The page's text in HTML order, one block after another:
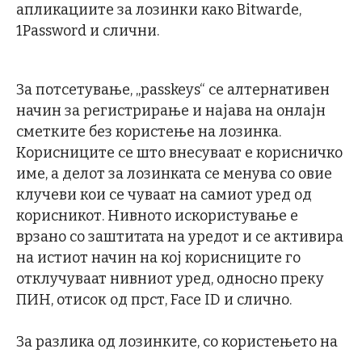
апликациите за лозинки како Bitwarde,
1Password и слични.
За потсетување, „passkeys“ се алтернативен
начин за регистрирање и најава на онлајн
сметките без користење на лозинка.
Корисниците се што внесуваат е корисничко
име, а делот за лозинката се менува со овие
клучеви кои се чуваат на самиот уред од
корисникот. Нивното искористување е
врзано со заштитата на уредот и се активира
на истиот начин на кој корисниците го
отклучуваат нивниот уред, односно преку
ПИН, отисок од прст, Face ID и слично.
За разлика од лозинките, со користењето на